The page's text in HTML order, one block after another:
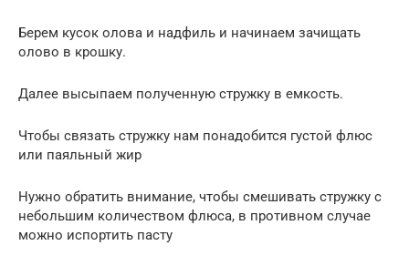
Берем кусок олова и надфиль и начинаем зачищать
олово в крошку.
Далее высыпаем полученную стружку в емкость.
Чтобы связать стружку нам понадобится густой флюс
или паяльный жир
Нужно обратить внимание, чтобы смешивать стружку с
небольшим количеством флюса, в противном случае
можно испортить пасту